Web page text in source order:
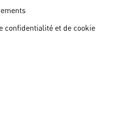
confidentialité et de cookie